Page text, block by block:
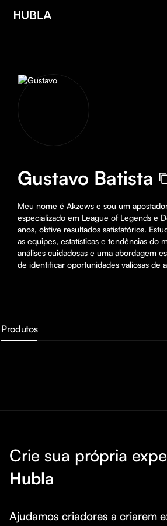
Gustavo Batista
Meu nome é Akzews e sou um
especializado em League of Legends e
anos, obtive resultados satisfatórios.
as equipes, estatísticas e tendências do
análises cuidadosas e uma abordagem
de identificar oportunidades valiosas de
Produtos
Crie sua própria
Hubla
Ajudamos criadores a criarem